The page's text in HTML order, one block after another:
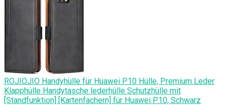
ROJIOJIO Handyhülle für Huawei P10 Hülle, Premium Leder
Klapphülle Handytasche lederhülle Schutzhülle mit
[Standfunktion] [Kartenfächern] für Huawei P10, Schwarz